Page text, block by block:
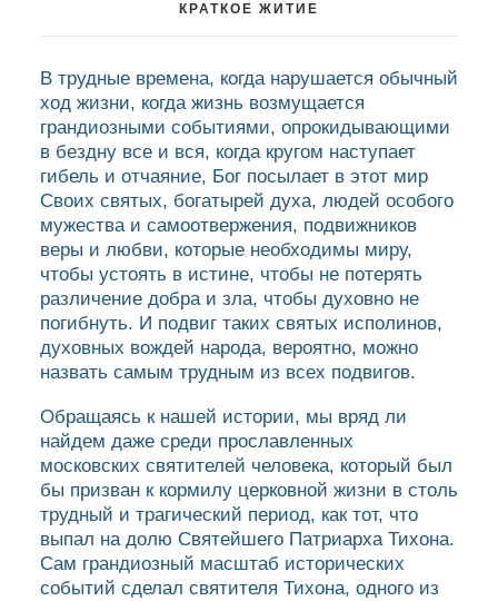
КРАТКОЕ ЖИТИЕ
В трудные времена, когда нарушается обычный
ход жизни, когда жизнь возмущается
грандиозными событиями, опрокидывающими
в бездну все и вся, когда кругом наступает
гибель и отчаяние, Бог посылает в этот мир
Своих святых, богатырей духа, людей особого
мужества и самоотвержения, подвижников
веры и любви, которые необходимы миру,
чтобы устоять в истине, чтобы не потерять
различение добра и зла, чтобы духовно не
погибнуть. И подвиг таких святых исполинов,
духовных вождей народа, вероятно, можно
назвать самым трудным из всех подвигов.
Обращаясь к нашей истории, мы вряд ли
найдем даже среди прославленных
московских святителей человека, который был
бы призван к кормилу церковной жизни в столь
трудный и трагический период, как тот, что
выпал на долю Святейшего Патриарха Тихона.
Сам грандиозный масштаб исторических
событий сделал святителя Тихона, одного из